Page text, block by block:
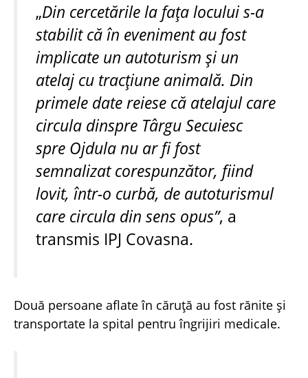
„Din cercetările la fața locului s-a
stabilit că în eveniment au fost
implicate un autoturism și un
atelaj cu tracțiune animală. Din
primele date reiese că atelajul care
circula dinspre Târgu Secuiesc
spre Ojdula nu ar fi fost
semnalizat corespunzător, fiind
lovit, într-o curbă, de autoturismul
care circula din sens opus”, a
transmis IPJ Covasna.
Două persoane aflate în căruță au fost rănite și
transportate la spital pentru îngrijiri medicale.